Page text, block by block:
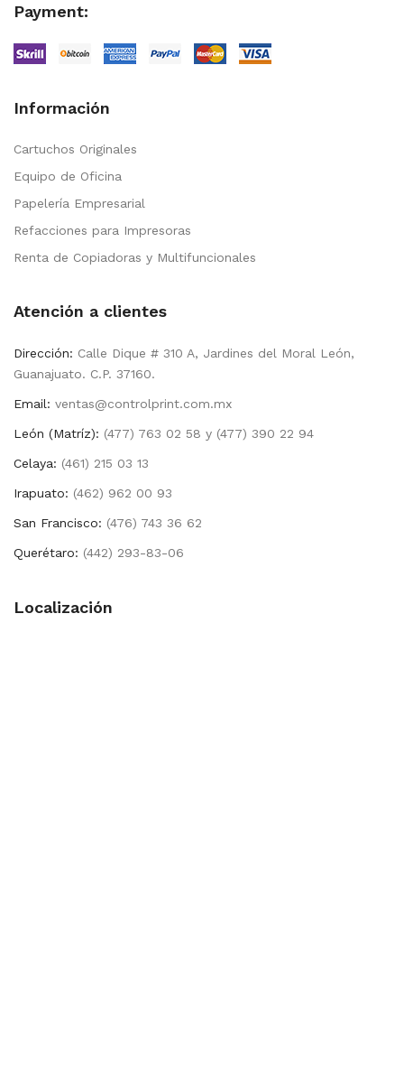
Payment:
Información
Cartuchos Originales
Equipo de Oficina
Papelería Empresarial
Refacciones para Impresoras
Renta de Copiadoras y Multifuncionales
Atención a clientes
Dirección: Calle Dique # 310 A, Jardines del Moral León,
Guanajuato. C.P. 37160.
Email: ventas@controlprint.com.mx
León (Matríz): (477) 763 02 58 y (477) 390 22 94
Celaya: (461) 215 03 13
Irapuato: (462) 962 00 93
San Francisco: (476) 743 36 62
Querétaro: (442) 293-83-06
Localización